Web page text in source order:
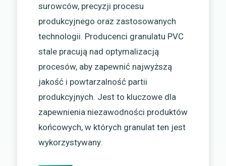
surowców, precyzji procesu
produkcyjnego oraz zastosowanych
technologii. Producenci granulatu PVC
stale pracują nad optymalizacją
procesów, aby zapewnić najwyższą
jakość i powtarzalność partii
produkcyjnych. Jest to kluczowe dla
zapewnienia niezawodności produktów
końcowych, w których granulat ten jest
wykorzystywany.